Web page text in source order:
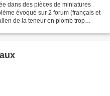
dans des pièces de miniatures
évoqué sur 2 forum (français et
de la teneur en plomb trop